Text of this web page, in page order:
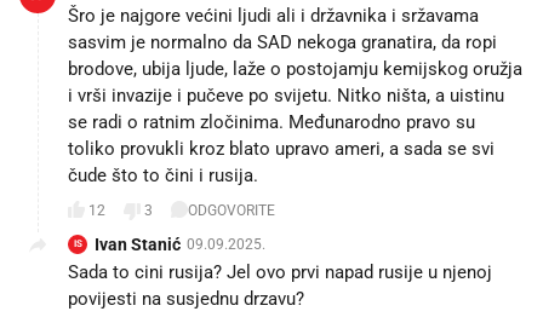
Šro je najgore većini ljudi ali i državnika i sržavama
sasvim je normalno da SAD nekoga granatira, da ropi
brodove, ubija ljude, laže o postojamju kemijskog oružja
i vrši invazije i pučeve po svijetu. Nitko ništa, a uistinu
se radi o ratnim zločinima. Međunarodno pravo su
toliko provukli kroz blato upravo ameri, a sada se svi
čude što to čini i rusija.
12 3 ODGOVORITE
IS Ivan Stanić 09.09.2025.
Sada to cini rusija? Jel ovo prvi napad rusije u njenoj
povijesti na susjednu drzavu? 😂